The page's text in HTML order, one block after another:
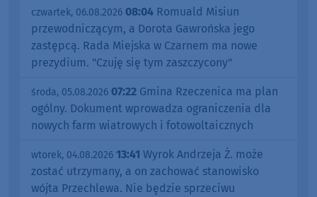
czwartek, 06.08.2026 08:04 Romuald Misiun
przewodniczącym, a Dorota Gawrońska jego
zastępcą. Rada Miejska w Czarnem ma nowe
prezydium. "Czuję się tym zaszczycony"
środa, 05.08.2026 07:22 Gmina Rzeczenica ma plan
ogólny. Dokument wprowadza ograniczenia dla
nowych farm wiatrowych i fotowoltaicznych
wtorek, 04.08.2026 13:41 Wyrok Andrzeja Ż. może
zostać utrzymany, a on zachować stanowisko
wójta Przechlewa. Nie będzie sprzeciwu